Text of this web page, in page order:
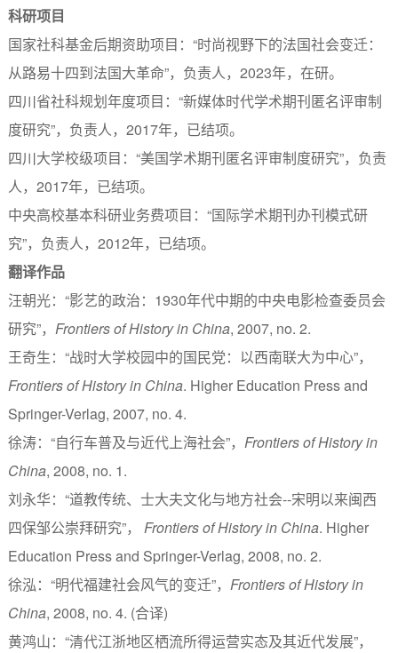
科研项目
国家社科基金后期资助项目：“时尚视野下的法国社会变迁：
从路易十四到法国大革命”，负责人，2023年，在研。
四川省社科规划年度项目：“新媒体时代学术期刊匿名评审制
度研究”，负责人，2017年，已结项。
四川大学校级项目：“美国学术期刊匿名评审制度研究”，负责
人，2017年，已结项。
中央高校基本科研业务费项目：“国际学术期刊办刊模式研
究”，负责人，2012年，已结项。
翻译作品
汪朝光：“影艺的政治：1930年代中期的中央电影检查委员会
研究”， Frontiers of History in China, 2007, no. 2.
王奇生：“战时大学校园中的国民党：以西南联大为中心”，
Frontiers of History in China. Higher Education Press and
Springer-Verlag, 2007, no. 4.
徐涛：“自行车普及与近代上海社会”， Frontiers of History in
China, 2008, no. 1.
刘永华：“道教传统、士大夫文化与地方社会--宋明以来闽西
四保邹公崇拜研究”， Frontiers of History in China. Higher
Education Press and Springer-Verlag, 2008, no. 2.
徐泓：“明代福建社会风气的变迁”， Frontiers of History in
China, 2008, no. 4. (合译)
黄鸿山：“清代江浙地区栖流所得运营实态及其近代发展”，